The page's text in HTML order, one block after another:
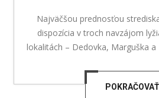
Najväčšou prednosťou
dispozícia v troch navzájom
lokalitách – Dedovka, Marguška
POKRAČOVAŤ